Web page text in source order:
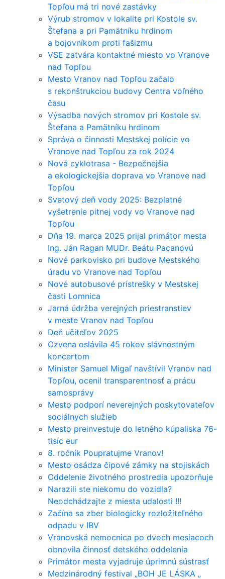
Topľou má tri nové zastávky
Výrub stromov v lokalite pri Kostole sv.
Štefana a pri Pamätníku hrdinom
a bojovníkom proti fašizmu
VSE zatvára kontaktné miesto vo Vranove
nad Topľou
Mesto Vranov nad Topľou začalo
s rekonštrukciou budovy Centra voľného
času
Výsadba nových stromov pri Kostole sv.
Štefana a Pamätníku hrdinom
Správa o činnosti Mestskej polície vo
Vranove nad Topľou za rok 2024
Nová cyklotrasa - Bezpečnejšia
a ekologickejšia doprava vo Vranove nad
Topľou
Svetový deň vody 2025: Bezplatné
vyšetrenie pitnej vody vo Vranove nad
Topľou
Dňa 19. marca 2025 prijal primátor mesta
Ing. Ján Ragan MUDr. Beátu Pacanovú
Nové parkovisko pri budove Mestského
úradu vo Vranove nad Topľou
Nové autobusové prístrešky v Mestskej
časti Lomnica
Jarná údržba verejných priestranstiev
v meste Vranov nad Topľou
Deň učiteľov 2025
Ozvena oslávila 45 rokov slávnostným
koncertom
Minister Samuel Migaľ navštívil Vranov nad
Topľou, ocenil transparentnosť a prácu
samosprávy
Mesto podporí neverejných poskytovateľov
sociálnych služieb
Mesto preinvestuje do letného kúpaliska 76-
tisíc eur
8. ročník Poupratujme Vranov!
Mesto osádza čipové zámky na stojiskách
Oddelenie životného prostredia upozorňuje
Narazili ste niekomu do vozidla?
Neodchádzajte z miesta udalosti !!!
Začína sa zber biologicky rozložiteľného
odpadu v IBV
Vranovská nemocnica po dvoch mesiacoch
obnovila činnosť detského oddelenia
Primátor mesta vyjadruje úprimnú sústrasť
Medzinárodný festival „BOH JE LÁSKA „